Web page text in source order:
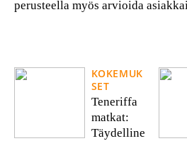
perusteella myös arvioida
KOKEMUK
SET
Teneriffa
matkat:
Täydelline